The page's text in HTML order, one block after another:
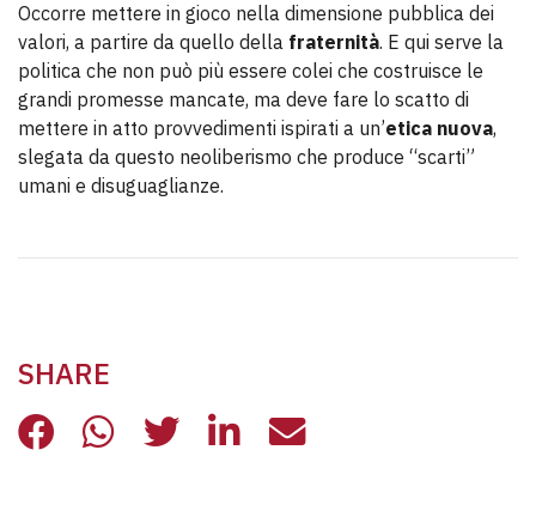
Occorre mettere in gioco nella dimensione pubblica dei
valori, a partire da quello della fraternità. E qui serve la
politica che non può più essere colei che costruisce le
grandi promesse mancate, ma deve fare lo scatto di
mettere in atto provvedimenti ispirati a un’etica nuova,
slegata da questo neoliberismo che produce “scarti”
umani e disuguaglianze.
SHARE
DAVOS E LA “CULTURA DELLO
DAVOS E LA “CULTURA DELLO
DAVOS E LA “CULTURA
DAVOS E LA
DAVOS E LA